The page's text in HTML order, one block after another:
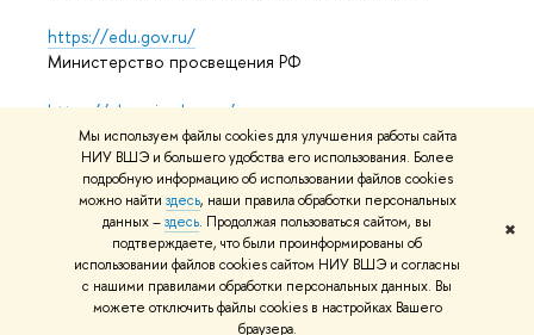
Мы используем файлы cookies для улучшения работы сайта
НИУ ВШЭ и большего удобства его использования. Более
подробную информацию об использовании файлов cookies
можно найти здесь, наши правила обработки персональных
данных –здесь. Продолжая пользоваться сайтом, вы
подтверждаете, что были проинформированы об
использовании файлов cookies сайтом НИУ ВШЭ и согласны
с нашими правилами обработки персональных данных. Вы
можете отключить файлы cookies в настройках Вашего
браузера.
✖
https://edu.gov.ru/
Министерство просвещения РФ
https://elearning.hse.ru/mooc
Массовые открытые онлайн-курсы
© НИУ ВШЭ 1993–2026 Адреса и контактыУсловия
использования материаловПолитика конфиденциальности
Карта сайта
Редактору